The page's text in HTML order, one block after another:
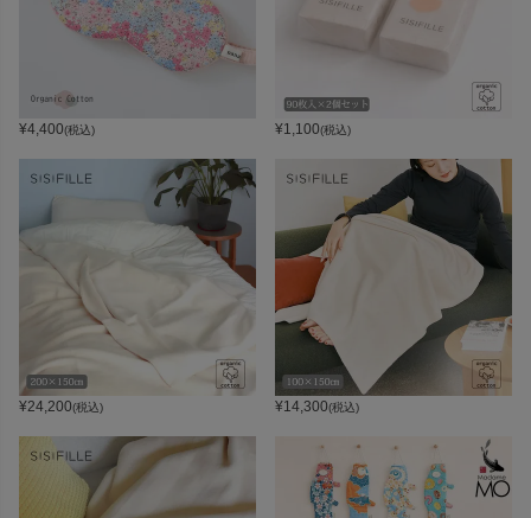
¥4,400(税込) ¥1,100(税込)
¥24,200(税込) ¥14,300(税込)